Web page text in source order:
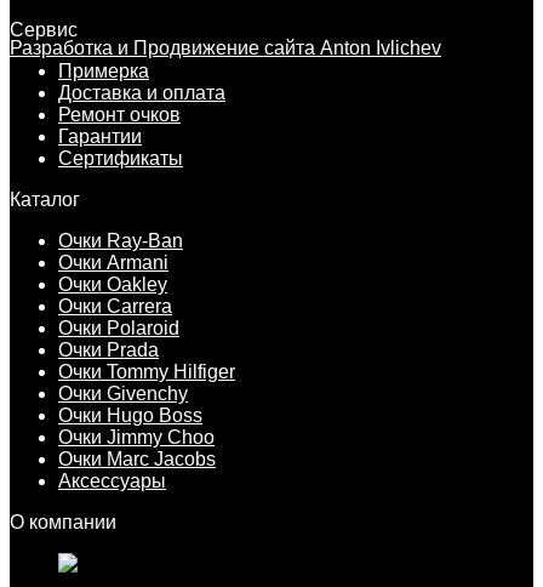
Разработка и Продвижение сайта Anton Ivlichev
Сервис
Примерка
Доставка и оплата
Ремонт очков
Гарантии
Сертификаты
Каталог
Очки Ray-Ban
Очки Armani
Очки Oakley
Очки Carrera
Очки Polaroid
Очки Prada
Очки Tommy Hilfiger
Очки Givenchy
Очки Hugo Boss
Очки Jimmy Choo
Очки Marc Jacobs
Аксессуары
О компании